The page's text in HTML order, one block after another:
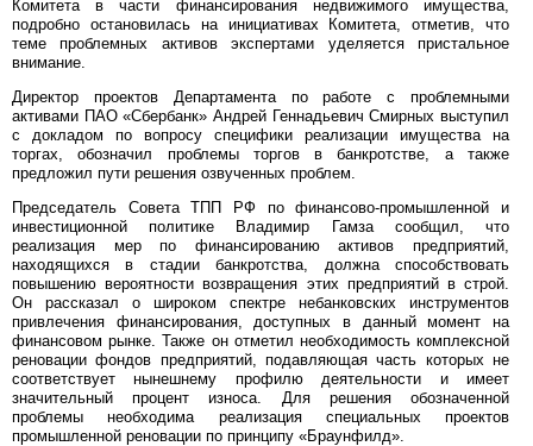
Комитета в части финансирования недвижимого имущества,
подробно остановилась на инициативах Комитета, отметив, что
теме проблемных активов экспертами уделяется пристальное
внимание.
Директор проектов Департамента по работе с проблемными
активами ПАО «Сбербанк» Андрей Геннадьевич Смирных выступил
с докладом по вопросу специфики реализации имущества на
торгах, обозначил проблемы торгов в банкротстве, а также
предложил пути решения озвученных проблем.
Председатель Совета ТПП РФ по финансово-промышленной и
инвестиционной политике Владимир Гамза сообщил, что
реализация мер по финансированию активов предприятий,
находящихся в стадии банкротства, должна способствовать
повышению вероятности возвращения этих предприятий в строй.
Он рассказал о широком спектре небанковских инструментов
привлечения финансирования, доступных в данный момент на
финансовом рынке. Также он отметил необходимость комплексной
реновации фондов предприятий, подавляющая часть которых не
соответствует нынешнему профилю деятельности и имеет
значительный процент износа. Для решения обозначенной
проблемы необходима реализация специальных проектов
промышленной реновации по принципу «Браунфилд».